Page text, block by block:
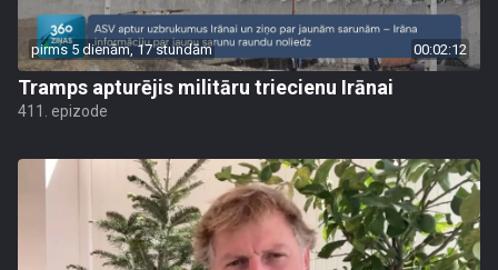
pirms 5 dienām, 17 stundām 00:02:12
Tramps apturējis militāru triecienu Irānai
411. epizode